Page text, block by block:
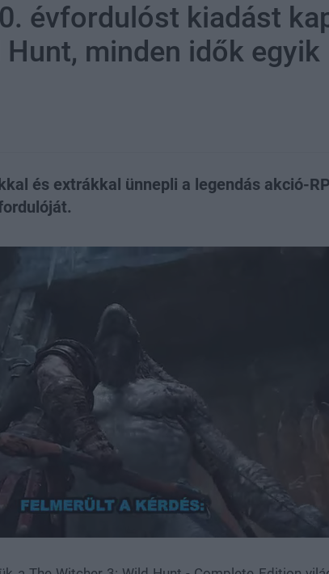
évfordulóst kiadást
minden idők egyik
és extrákkal ünnepli a legendás akció-